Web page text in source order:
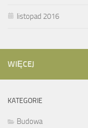
listopad 2016
WIĘCEJ
KATEGORIE
Budowa